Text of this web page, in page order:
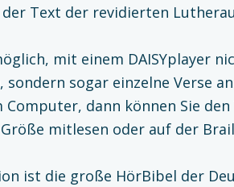
Text der revidierten
mit einem DAISYplayer
sogar einzelne Verse
Computer, dann können Sie
mitlesen oder auf der
ist die große HörBibel der